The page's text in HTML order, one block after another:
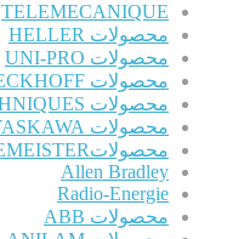
TELEMECANIQUE
محصولات HELLER
محصولات UNI-PRO
محصولات BECKHOFF
محصولات CONTROL TECHNIQUES
محصولات YASKAWA
محصولاتGILDEMEISTER
Allen Bradley
Radio-Energie
محصولات ABB